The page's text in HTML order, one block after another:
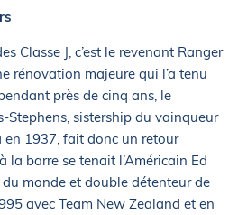
Classe J, c’est le revenant Ranger
rénovation majeure qui l’a tenu
près de cinq ans, le
Stephens, sistership du vainqueur
en 1937, fait donc un retour
la barre se tenait l’Américain Ed
monde et double détenteur de
avec Team New Zealand et en